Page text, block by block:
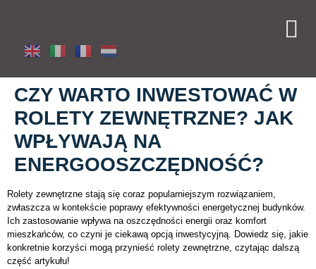
CZY WARTO INWESTOWAĆ W
ROLETY ZEWNĘTRZNE? JAK
WPŁYWAJĄ NA
ENERGOOSZCZĘDNOŚĆ?
Rolety zewnętrzne stają się coraz popularniejszym rozwiązaniem,
zwłaszcza w kontekście poprawy efektywności energetycznej budynków.
Ich zastosowanie wpływa na oszczędności energii oraz komfort
mieszkańców, co czyni je ciekawą opcją inwestycyjną. Dowiedz się, jakie
konkretnie korzyści mogą przynieść rolety zewnętrzne, czytając dalszą
część artykułu!